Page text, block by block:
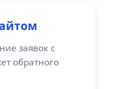
заявок с
обратного